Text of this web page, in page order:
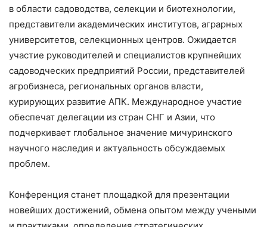
в области садоводства, селекции и биотехнологии,
представители академических институтов, аграрных
университетов, селекционных центров. Ожидается
участие руководителей и специалистов крупнейших
садоводческих предприятий России, представителей
агробизнеса, региональных органов власти,
курирующих развитие АПК. Международное участие
обеспечат делегации из стран СНГ и Азии, что
подчеркивает глобальное значение мичуринского
научного наследия и актуальность обсуждаемых
проблем.
Конференция станет площадкой для презентации
новейших достижений, обмена опытом между учеными